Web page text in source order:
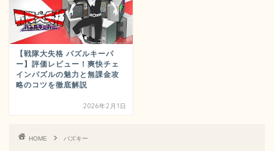
【戦隊大失格 パズルキーパ
ー】評価レビュー！爽快チェ
インパズルの魅力と無課金攻
略のコツを徹底解説
2026年2月1日
HOME パズキー